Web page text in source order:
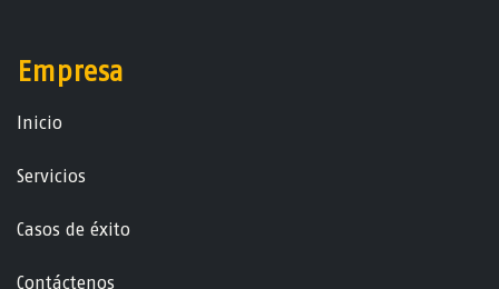
Empresa
Ini​ci​o
Servicios
Casos de éxito
Contáctenos